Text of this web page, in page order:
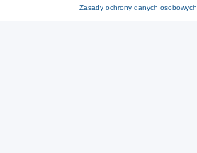
Zasady ochrony danych osobowych